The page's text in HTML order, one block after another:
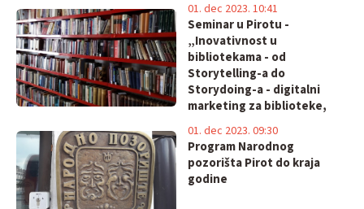
Seminar u Pirotu -
„Inovativnost u
bibliotekama - od
Storytelling-a do
Storydoing-a - digitalni
marketing za biblioteke,
zagovaranje novih praksi”
01. dec 2023. 10:41
Program Narodnog
pozorišta Pirot do kraja
godine
01. dec 2023. 09:30